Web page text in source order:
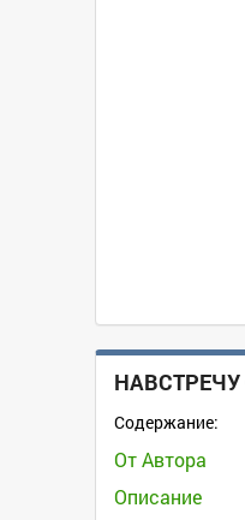
Содержание:
От Автора
Описание